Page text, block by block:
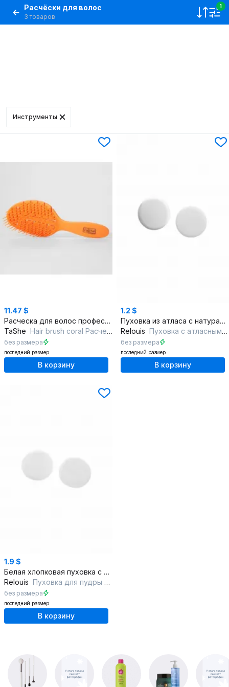
Расчёски для волос
3 товаров
1
Инструменты
11.47 $
Расческа для волос профессиональная яркий и лаконичный дизайн
TaShe Hair brush coral Расческа для волос
без размера
последний размер
В корзину
1.2 $
Пуховка из атласа с натуральным хлопком универсальная
Relouis Пуховка с атласным верхом
без размера
последний размер
В корзину
1.9 $
Белая хлопковая пуховка с атласной лентой
Relouis Пуховка для пудры из хлопка с белой тесьмой
без размера
последний размер
В корзину